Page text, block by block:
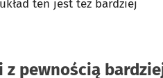
ten jest też bardziej
z pewnością